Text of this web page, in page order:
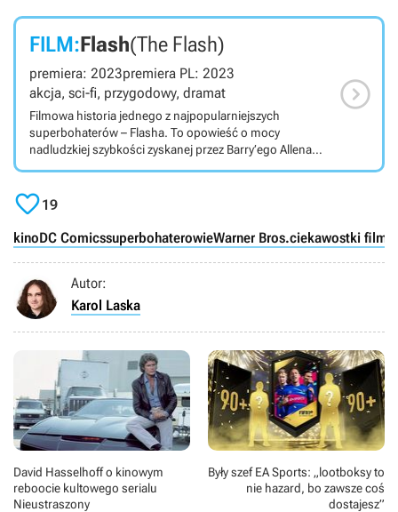
FILM:Flash(The Flash)
premiera: 2023premiera PL: 2023
akcja, sci-fi, przygodowy, dramat
Filmowa historia jednego z najpopularniejszych
superbohaterów – Flasha. To opowieść o mocy
nadludzkiej szybkości zyskanej przez Barry’ego Allena
(Ezra Miller) oraz o dorastaniu do roli obrońcy swojej
Muschietti (To, To: Rozdział 2), a za scenariusz
odpowiada Christina Hodson (Ptaki nocy, Bumblebee).

19
kinoDC ComicssuperbohaterowieWarner Bros.ciekawostki
Autor:
Karol Laska
David Hasselhoff o kinowym
reboocie kultowego serialu
Nieustraszony
Były szef EA Sports: „lootboksy to
nie hazard, bo zawsze coś
dostajesz”